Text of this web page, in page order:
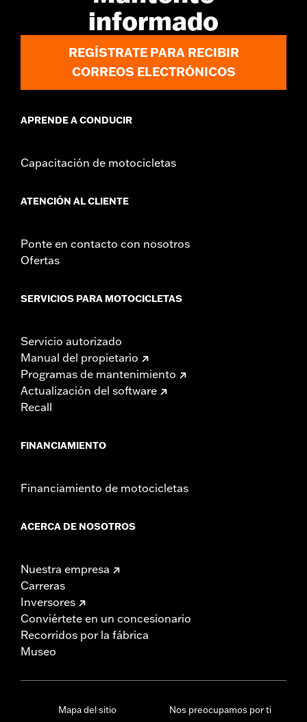
informado
REGÍSTRATE PARA RECIBIR
CORREOS ELECTRÓNICOS
APRENDE A CONDUCIR
Capacitación de motocicletas
ATENCIÓN AL CLIENTE
Ponte en contacto con nosotros
Ofertas
SERVICIOS PARA MOTOCICLETAS
Servicio autorizado
Manual del propietario
Programas de mantenimiento
Actualización del software
Recall
FINANCIAMIENTO
Financiamiento de motocicletas
ACERCA DE NOSOTROS
Nuestra empresa
Carreras
Inversores
Conviértete en un concesionario
Recorridos por la fábrica
Museo
Mapa del sitio
Nos preocupamos por ti